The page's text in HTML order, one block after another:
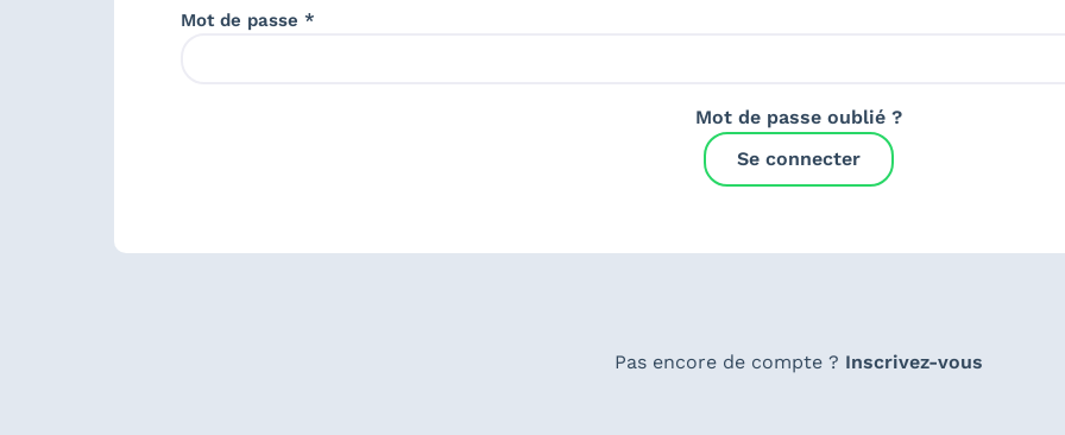
Mot de passe *
Mot de passe oublié ?
Se connecter
Pas encore de compte ? Inscrivez-vous